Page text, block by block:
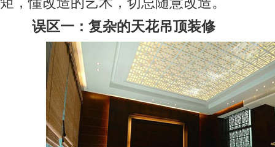
误区一：复杂的天花吊顶装修